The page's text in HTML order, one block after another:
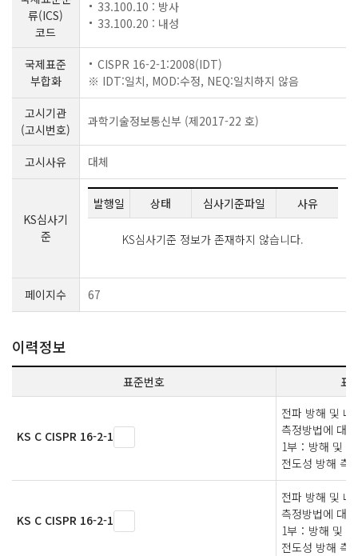
류(ICS)
코드
33.100.10 : 방사
33.100.20 : 내성
국제표준
부합화
CISPR 16-2-1:2008(IDT)
※ IDT:일치, MOD:수정, NEQ:일치하지 않음
고시기관
(고시번호)
과학기술정보통신부 (제2017-22 호)
고시사유 대체
KS심사기
준
발행일 상태 심사기준파일 사유
KS심사기준 정보가 존재하지 않습니다.
페이지수 67
이력정보
표준번호 표
KS C CISPR 16-2-1
전파 방해 및 내
측정방법에 대
1부：방해 및
전도성 방해 측
KS C CISPR 16-2-1
전파 방해 및 내
측정방법에 대
1부：방해 및
전도성 방해 측